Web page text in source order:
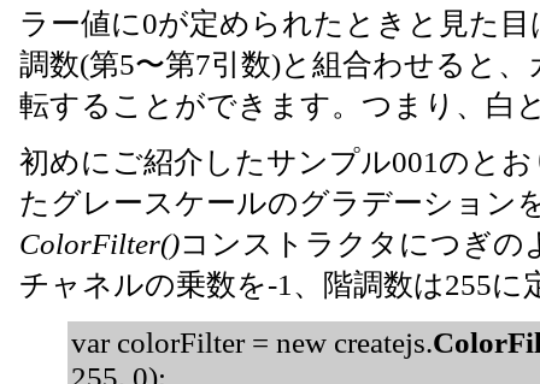
ラー値に0が定められたときと見た
調数(第5〜第7引数)と組合わせると
転することができます。つまり、白
初めにご紹介したサンプル001のと
たグレースケールのグラデーション
ColorFilter()コンストラクタにつぎの
チャネルの乗数を-1、階調数は255に
var colorFilter = new createjs.
255, 0);